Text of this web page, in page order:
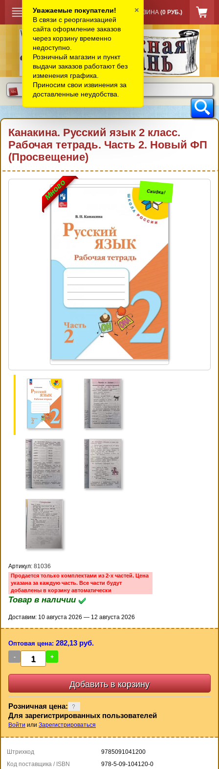
КОРЗИНА (0 РУБ.)
Канакина. Русский язык 2 класс.
Рабочая тетрадь. Часть 2. Новый ФП
(Просвещение)
Много Скидка!
Артикул: 81036
Продается только комплектами из 2-х частей. Цена
указана за каждую часть. Все части будут
добавлены в корзину автоматически
Товар в наличии
Доставим: 10 августа 2026 — 12 августа 2026
Оптовая цена: 282,13 руб.
- +
Розничная цена:
Для зарегистрированных пользователей
Войти или Зарегистрироваться
Штрихкод
9785091041200
Код поставщика / ISBN
978-5-09-104120-0
Уважаемые покупатели!
В связи с реорганизацией
сайта оформление заказов
через корзину временно
недоступно.
Розничный магазин и пункт
выдачи заказов работают без
изменения графика.
Приносим свои извинения за
доставленные неудобства.
×